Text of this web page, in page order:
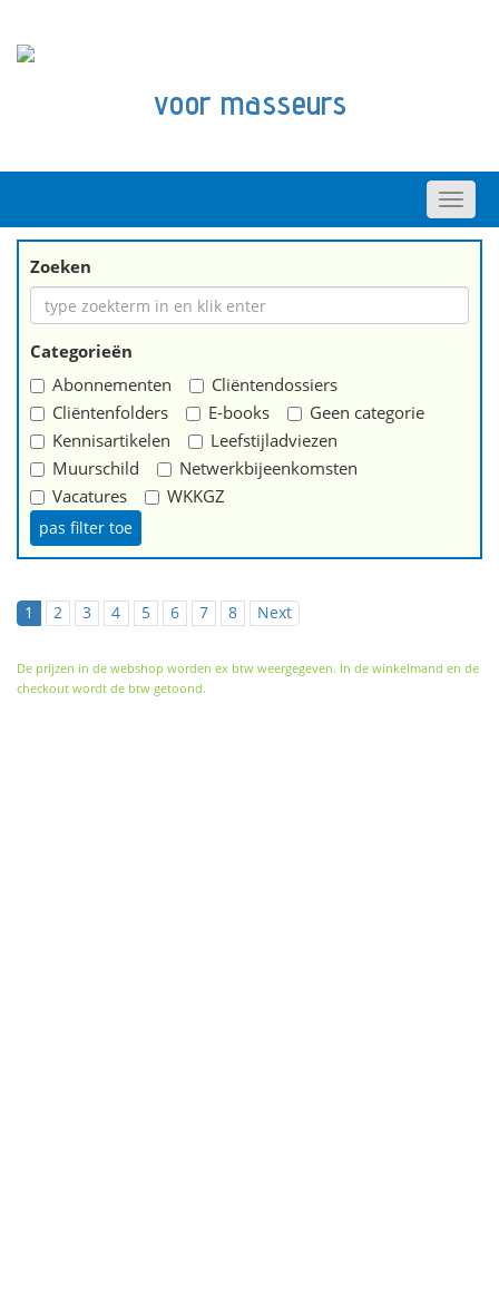
voor masseurs
Zoeken
Categorieën
Abonnementen
Cliëntendossiers
Cliëntenfolders
E-books
Geen categorie
Kennisartikelen
Leefstijladviezen
Muurschild
Netwerkbijeenkomsten
Vacatures
WKKGZ
1 2 3 4 5 6 7 8 Next
De prijzen in de webshop worden ex btw weergegeven. In de winkelmand en de
checkout wordt de btw getoond.